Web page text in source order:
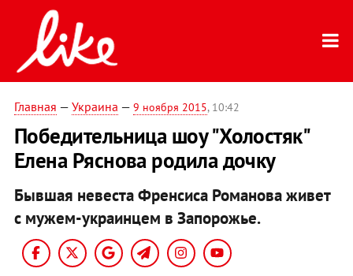
Главная — Украина — 9 ноября 2015, 10:42
Победительница шоу "Холостяк"
Елена Ряснова родила дочку
Бывшая невеста Френсиса Романова живет
с мужем-украинцем в Запорожье.